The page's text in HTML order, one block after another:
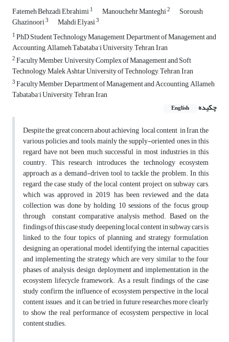
Fatemeh Behzadi Ebrahimi1 Manouchehr Manteghi2 Soroush
Ghazinoori3 Mahdi Elyasi3
1PhD Student Technology Management, Department of Management and
Accounting, Allameh Tabataba’i University, Tehran, Iran
2Faculty Member, University Complex of Management and Soft
Technology, Malek Ashtar University of Technology, Tehran, Iran
3Faculty Member, Department of Management and Accounting, Allameh
Tabataba’i University, Tehran, Iran
چکیده
English
Despite the great concern about achieving local content in Iran, the
various policies and tools, mainly the supply-oriented ones in this
regard have not been much successful in most industries in this
country. This research introduces the technology ecosystem
approach as a demand-driven tool to tackle the problem. In this
regard, the case study of the local content project on subway cars,
which was approved in 2019, has been reviewed and the data
collection was done by holding 10 sessions of the focus group
through constant comparative analysis method. Based on the
findings of this case study, deepening local content in subway cars is
linked to the four topics of planning and strategy formulation,
designing an operational model, identifying the internal capacities
and implementing the strategy which are very similar to the four
phases of analysis, design, deployment and implementation in the
ecosystem lifecycle framework. As a result, findings of the case
study confirm the influence of ecosystem perspective in the local
content issues and it can be tried in future researches more clearly
to show the real performance of ecosystem perspective in local
content studies.